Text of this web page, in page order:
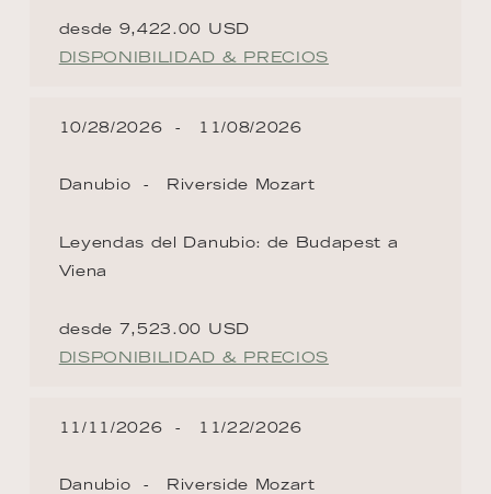
desde 9,422.00 USD
DISPONIBILIDAD & PRECIOS
10/28/2026 11/08/2026
Danubio Riverside Mozart
Leyendas del Danubio: de Budapest a
Viena
desde 7,523.00 USD
DISPONIBILIDAD & PRECIOS
11/11/2026 11/22/2026
Danubio Riverside Mozart